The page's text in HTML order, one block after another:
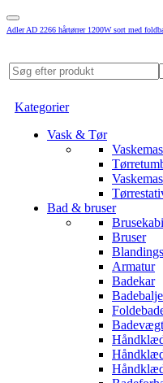
Adler AD 2266 hårtørrer 1200W sort med
Kategorier
Vask & Tør
Bad & bruser
Bruser
Armatur
Badekar
Badebalje
Badevægt